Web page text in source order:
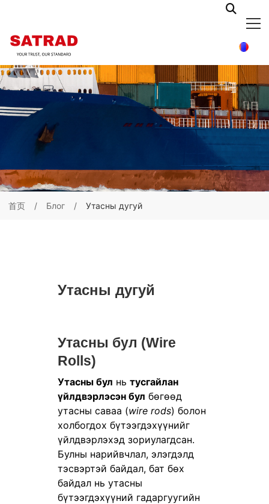
首页 Блог Утасны дугуй
Утасны дугуй
Утасны бул (Wire
Rolls)
Утасны бул нь тусгайлан
үйлдвэрлэсэн бул бөгөөд
утасны саваа (wire rods) болон
холбогдох бүтээгдэхүүнийг
үйлдвэрлэхэд зориулагдсан.
Булны нарийвчлал, элэгдэлд
тэсвэртэй байдал, бат бөх
байдал нь утасны
бүтээгдэхүүний гадаргуугийн